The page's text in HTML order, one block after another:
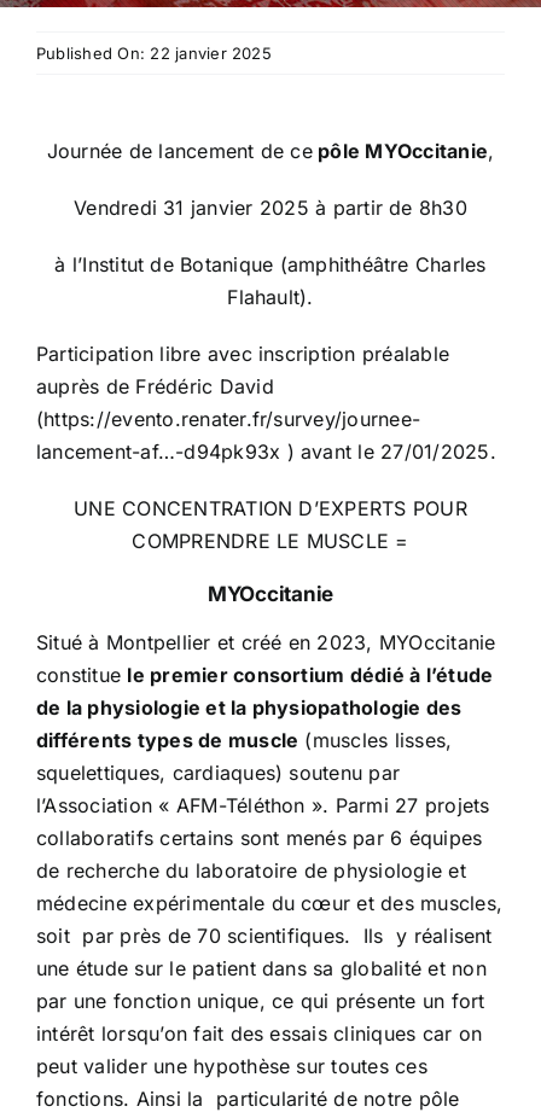
Published On: 22 janvier 2025
Journée de lancement de cepôle MYOccitanie,
Vendredi 31 janvier 2025 à partir de 8h30
à l’Institut de Botanique (amphithéâtre Charles
Flahault).
Participation libre avec inscription préalable
auprès de Frédéric David
(https://evento.renater.fr/survey/journee-
lancement-af…-d94pk93x ) avant le 27/01/2025.
UNE CONCENTRATION D’EXPERTS POUR
COMPRENDRE LE MUSCLE =
MYOccitanie
Situé à Montpellier et créé en 2023, MYOccitanie
constitue le premier consortium dédié à l’étude
de la physiologie et la physiopathologie des
différents types de muscle (muscles lisses,
squelettiques, cardiaques) soutenu par
l’Association « AFM-Téléthon ». Parmi 27 projets
collaboratifs certains sont menés par 6 équipes
de recherche du laboratoire de physiologie et
médecine expérimentale du cœur et des muscles,
soit par près de 70 scientifiques. Ils y réalisent
une étude sur le patient dans sa globalité et non
par une fonction unique, ce qui présente un fort
intérêt lorsqu’on fait des essais cliniques car on
peut valider une hypothèse sur toutes ces
fonctions. Ainsi la particularité de notre pôle